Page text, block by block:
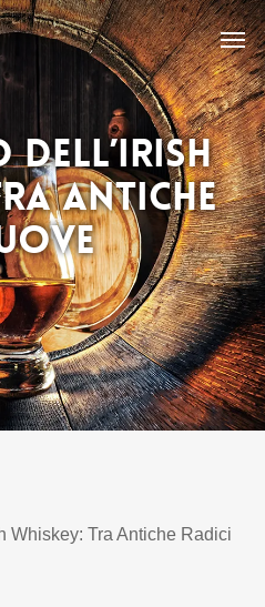
Antiche
Whiskey: Tra Antiche Radici